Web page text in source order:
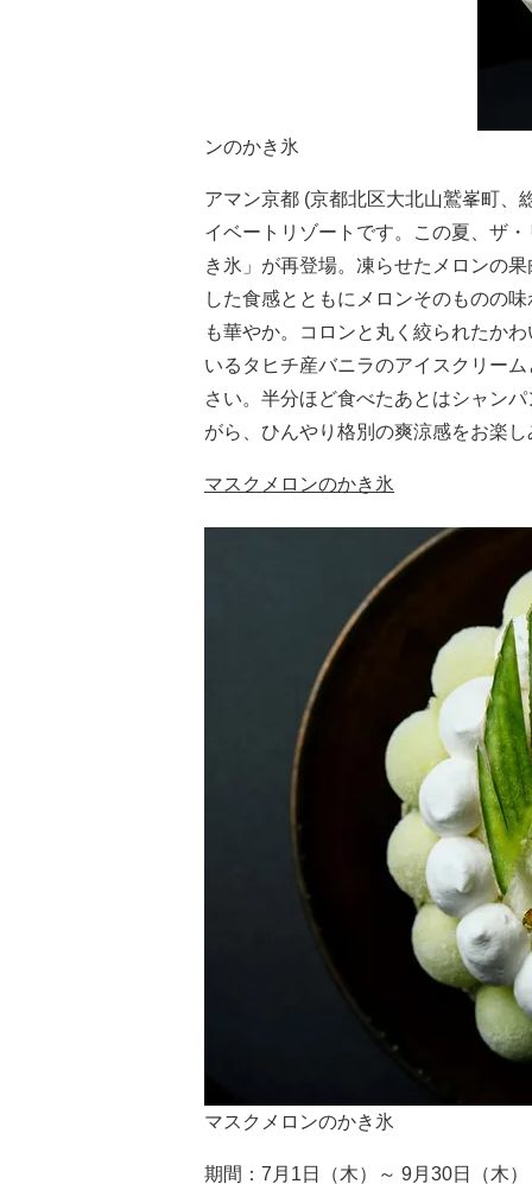
ンのかき氷
アマン京都 (京都北区大北山鷲峯町、
イベートリゾートです。この夏、ザ
き氷」が再登場。凍らせたメロンの
した食感とともにメロンそのものの
も華やか。コロンと丸く絞られたか
いるタヒチ産バニラのアイスクリー
さい。半分ほど食べたあとはシャン
がら、ひんやり格別の爽涼感をお楽
マスクメロンのかき氷
マスクメロンのかき氷
期間：7月1日（木）～ 9月30日（木）